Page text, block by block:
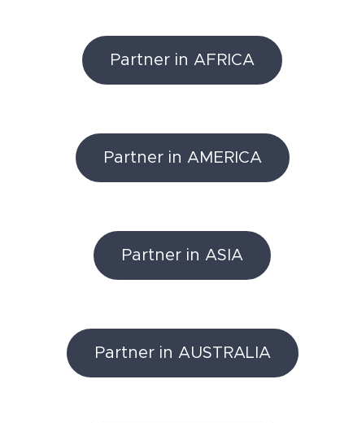
Partner in AFRICA
Partner in AMERICA
Partner in ASIA
Partner in AUSTRALIA